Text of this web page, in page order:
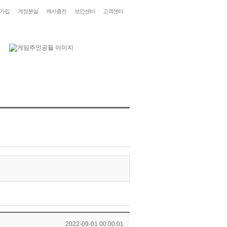
입 계정분실 캐시충전 보안센터 고객센터
2022-09-01 00:00:01